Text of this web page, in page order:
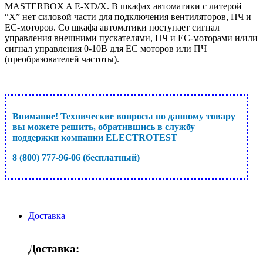
MASTERBOX A E-XD/X. В шкафах автоматики с литерой
“X” нет силовой части для подключения вентиляторов, ПЧ и
EC-моторов. Со шкафа автоматики поступает сигнал
управления внешними пускателями, ПЧ и EC-моторами и/или
сигнал управления 0-10В для ЕС моторов или ПЧ
(преобразователей частоты).
Внимание! Технические вопросы по данному товару
вы можете решить, обратившись в службу
поддержки компании ELECTROTEST
8 (800) 777-96-06 (бесплатный)
Доставка
Доставка: